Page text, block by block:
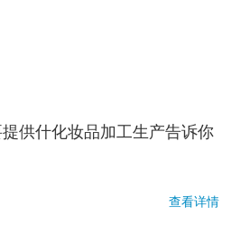
供什化妆品加工生产告诉你
查看详情